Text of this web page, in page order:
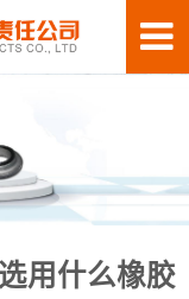
用什么橡胶